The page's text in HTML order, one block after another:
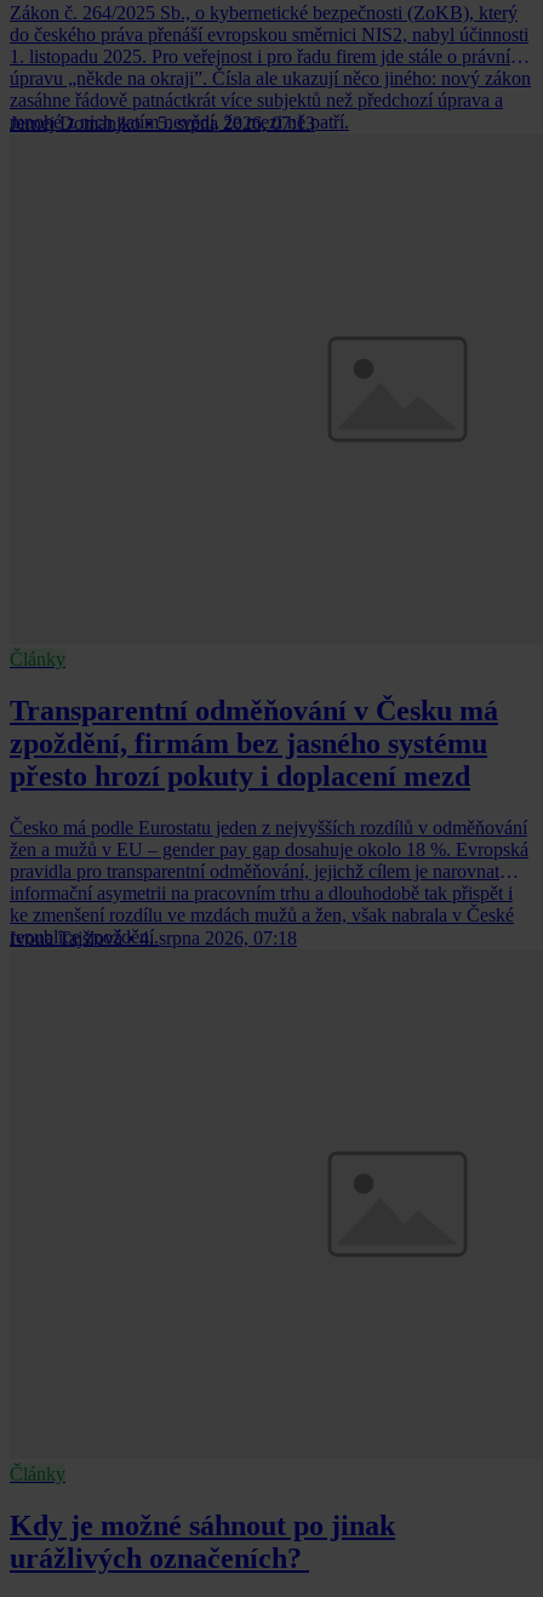
Zákon č. 264/2025 Sb., o kybernetické bezpečnosti (ZoKB), který
do českého práva přenáší evropskou směrnici NIS2, nabyl účinnosti
1. listopadu 2025. Pro veřejnost i pro řadu firem jde stále o právní
úpravu „někde na okraji”. Čísla ale ukazují něco jiného: nový zákon
zasáhne řádově patnáctkrát více subjektů než předchozí úprava a
mnohé z nich zatím nevědí, že mezi ně patří.
Jernej Domanjko • 5. srpna 2026, 07:13
Články
Transparentní odměňování v Česku má
zpoždění, firmám bez jasného systému
přesto hrozí pokuty i doplacení mezd
Česko má podle Eurostatu jeden z nejvyšších rozdílů v odměňování
žen a mužů v EU – gender pay gap dosahuje okolo 18 %. Evropská
pravidla pro transparentní odměňování, jejichž cílem je narovnat
informační asymetrii na pracovním trhu a dlouhodobě tak přispět i
ke zmenšení rozdílu ve mzdách mužů a žen, však nabrala v České
republice zpoždění.
Ivona Tajšlová • 4. srpna 2026, 07:18
Články
Kdy je možné sáhnout po jinak
urážlivých označeních?